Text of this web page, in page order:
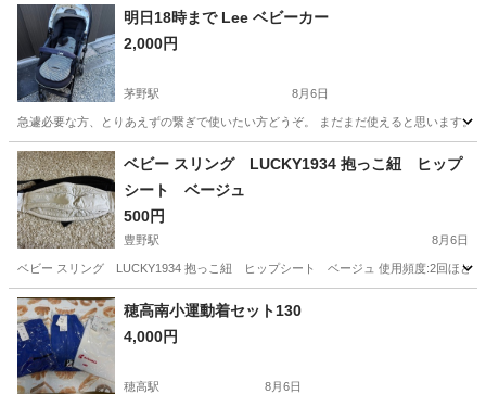
明日18時まで Lee ベビーカー
2,000円
茅野駅 8月6日
急遽必要な方、とりあえずの繋ぎで使いたい方どうぞ。 まだまだ使えると思います
長野 茅野市 茅野駅 ベビー用品
ベビー スリング LUCKY1934 抱っこ紐 ヒップ
シート ベージュ
500円
豊野駅 8月6日
ベビー スリング LUCKY1934 抱っこ紐 ヒップシート ベージュ 使用頻度:2回ほど
長野 長野市 豊野駅 ベビー用品
穂高南小運動着セット130
4,000円
穂高駅 8月6日